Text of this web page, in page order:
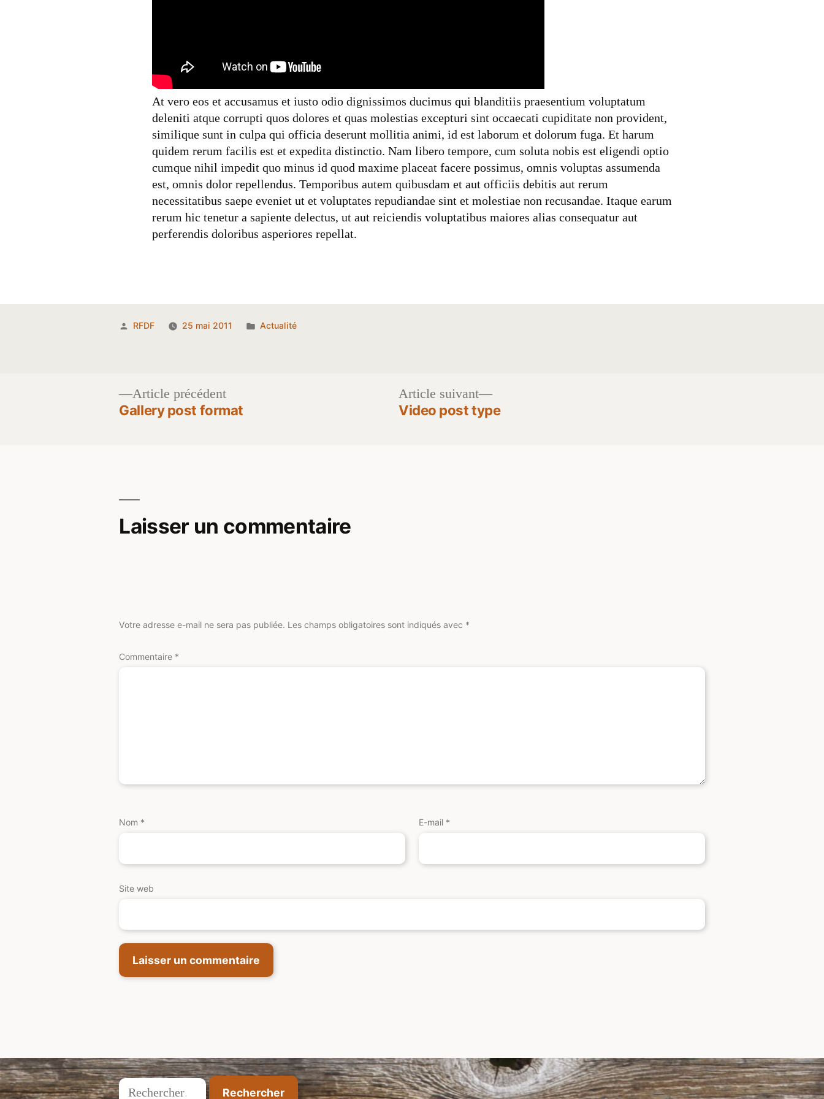
At vero eos et accusamus et iusto odio dignissimos ducimus qui blanditiis praesentium voluptatum
deleniti atque corrupti quos dolores et quas molestias excepturi sint occaecati cupiditate non provident,
similique sunt in culpa qui officia deserunt mollitia animi, id est laborum et dolorum fuga. Et harum
quidem rerum facilis est et expedita distinctio. Nam libero tempore, cum soluta nobis est eligendi optio
cumque nihil impedit quo minus id quod maxime placeat facere possimus, omnis voluptas assumenda
est, omnis dolor repellendus. Temporibus autem quibusdam et aut officiis debitis aut rerum
necessitatibus saepe eveniet ut et voluptates repudiandae sint et molestiae non recusandae. Itaque earum
rerum hic tenetur a sapiente delectus, ut aut reiciendis voluptatibus maiores alias consequatur aut
perferendis doloribus asperiores repellat.
Publié
RFDF 25 mai 2011
Publié
Actualité
Navigation
l’article
Article précédentArticle
précédent :
Gallery post format
Article suivant
Article
suivant :
Video post type
Laisser un commentaire
Votre adresse e-mail ne sera pas publiée. Les champs obligatoires sont indiqués avec *
Commentaire *
Nom * E-mail *
Site web
Rechercher :